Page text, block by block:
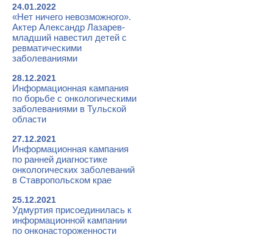
24.01.2022
«Нет ничего невозможного».
Актер Александр Лазарев-
младший навестил детей с
ревматическими
заболеваниями
28.12.2021
Информационная кампания
по борьбе с онкологическими
заболеваниями в Тульской
области
27.12.2021
Информационная кампания
по ранней диагностике
онкологических заболеваний
в Ставропольском крае
25.12.2021
Удмуртия присоединилась к
информационной кампании
по онконастороженности